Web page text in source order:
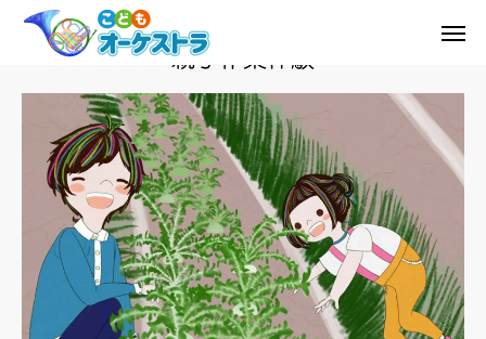
親子作業体験
ログイン
こどもオーケストラについて
スタッフ紹介
お知らせ
BLOG